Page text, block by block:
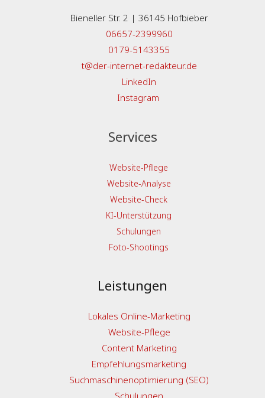
Bieneller Str. 2 | 36145 Hofbieber
06657-2399960
0179-5143355
t@der-internet-redakteur.de
LinkedIn
Instagram
Services
Website-Pflege
Website-Analyse
Website-Check
KI-Unterstützung
Schulungen
Foto-Shootings
Leistungen
Lokales Online-Marketing
Website-Pflege
Content Marketing
Empfehlungsmarketing
Suchmaschinenoptimierung (SEO)